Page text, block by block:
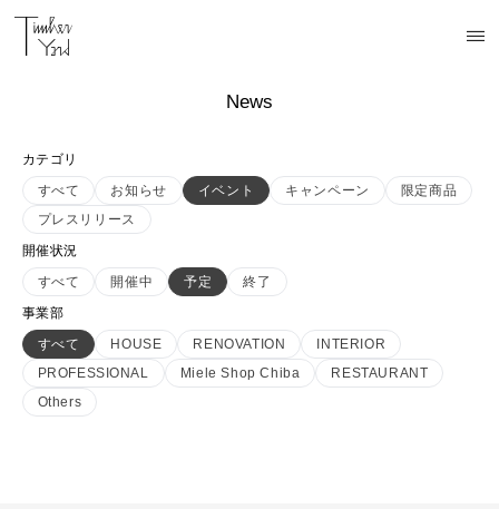
News
カテゴリ
すべて
お知らせ イベント キャンペーン
限定商品
プレスリリース
開催状況
すべて
開催中 予定
終了
事業部
すべて
HOUSE RENOVATION
INTERIOR
PROFESSIONAL
Miele Shop Chiba
RESTAURANT
Others